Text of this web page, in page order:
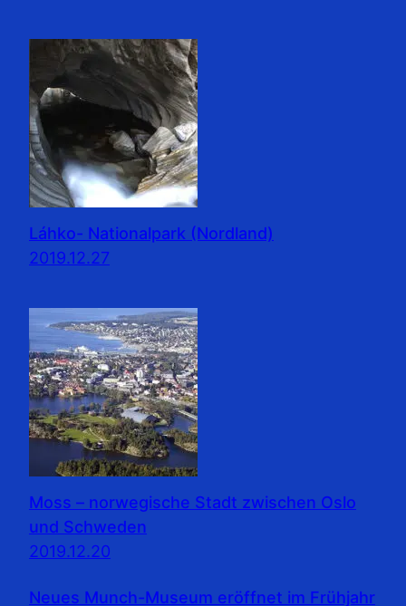
Láhko- Nationalpark (Nordland)
2019.12.27
Moss – norwegische Stadt zwischen Oslo
und Schweden
2019.12.20
Neues Munch-Museum eröffnet im Frühjahr